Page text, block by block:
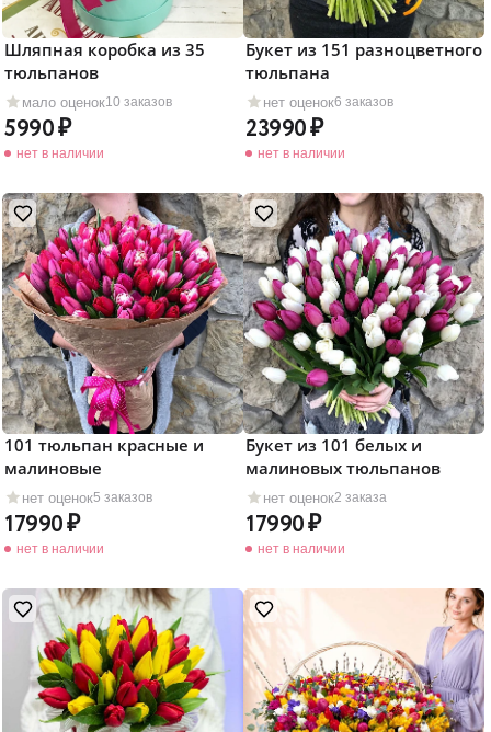
мало оценок10 заказов
Шляпная коробка из 35
тюльпанов
5990
нет в наличии
нет оценок6 заказов
Букет из 151 разноцветного
тюльпана
23990
нет в наличии
нет оценок5 заказов
101 тюльпан красные и
малиновые
17990
нет в наличии
нет оценок2 заказа
Букет из 101 белых и
малиновых тюльпанов
17990
нет в наличии